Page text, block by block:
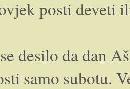
posti deveti
desilo da dan
samo subotu.